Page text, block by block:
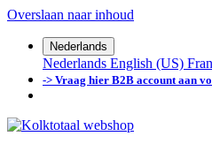
Overslaan naar inhoud
Nederlands
Nederlands English (US)
-> Vraag hier B2B account aan